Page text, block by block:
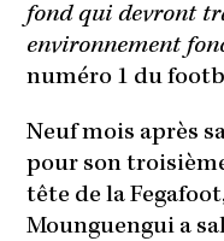
fond qui devront
environnement
numéro 1 du
Neuf mois après
pour son
tête de la
Mounguengui a